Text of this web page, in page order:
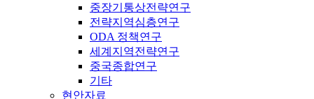
중장기통상전략연구
전략지역심층연구
ODA 정책연구
세계지역전략연구
중국종합연구
기타
현안자료